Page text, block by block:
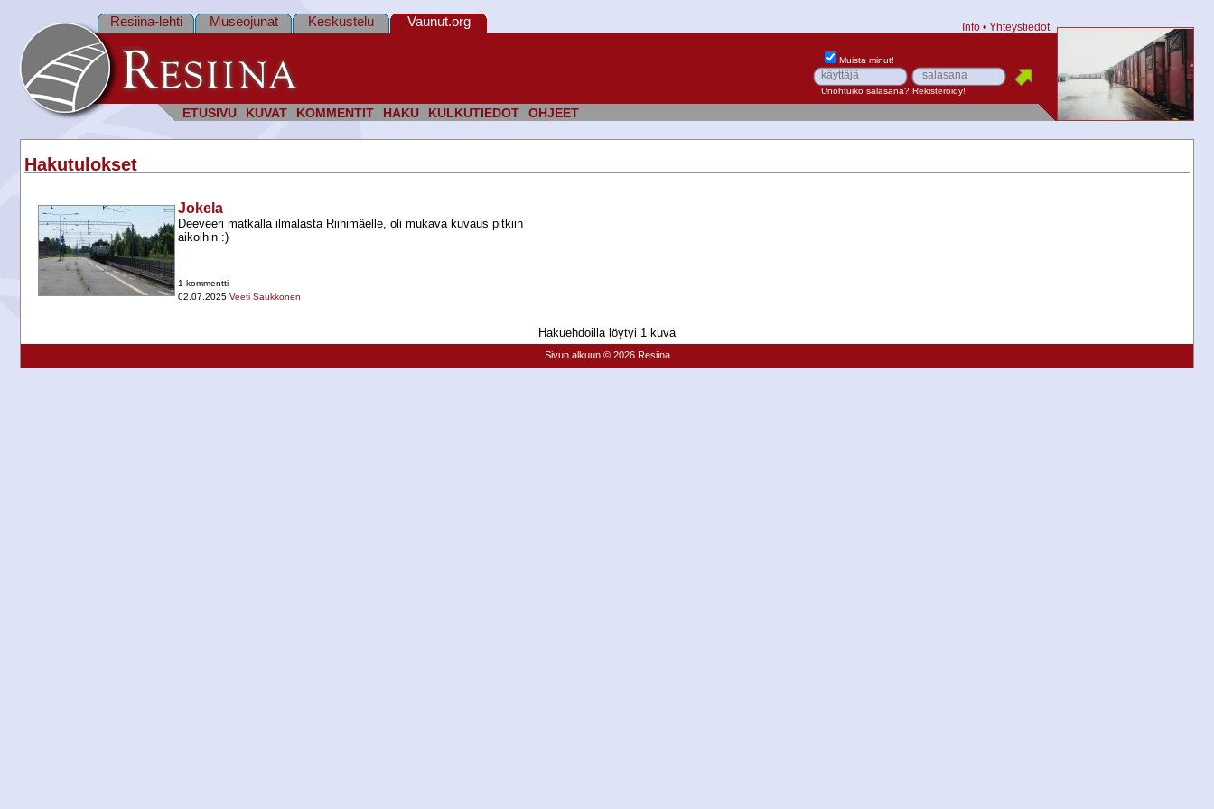
ETUSIVU KUVAT KOMMENTIT HAKU KULKUTIEDOT OHJEET
Resiina-lehti Museojunat Keskustelu Vaunut.org Info • Yhteystiedot
Muista minut!
Unohtuiko salasana? Rekisteröidy!
Hakutulokset
Jokela
Deeveeri matkalla ilmalasta Riihimäelle, oli mukava kuvaus pitkiin
aikoihin :)
1 kommentti
02.07.2025 Veeti Saukkonen
Hakuehdoilla löytyi 1 kuva
Sivun alkuun © 2026 Resiina